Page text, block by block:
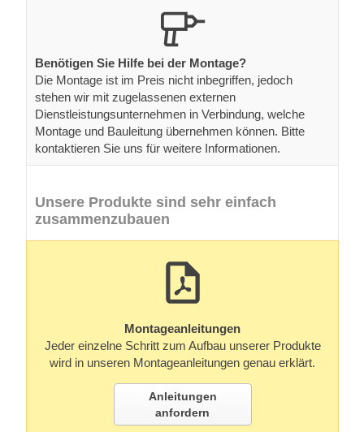
Benötigen Sie Hilfe bei der Montage?
Die Montage ist im Preis nicht inbegriffen, jedoch
stehen wir mit zugelassenen externen
Dienstleistungsunternehmen in Verbindung, welche
Montage und Bauleitung übernehmen können. Bitte
kontaktieren Sie uns für weitere Informationen.
Unsere Produkte sind sehr einfach
zusammenzubauen
Montageanleitungen
Jeder einzelne Schritt zum Aufbau unserer Produkte
wird in unseren Montageanleitungen genau erklärt.
Anleitungen
anfordern